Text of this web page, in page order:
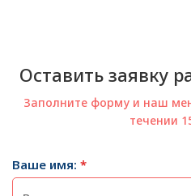
Оставить заявку
Заполните форму и наш
течении
Ваше имя: *